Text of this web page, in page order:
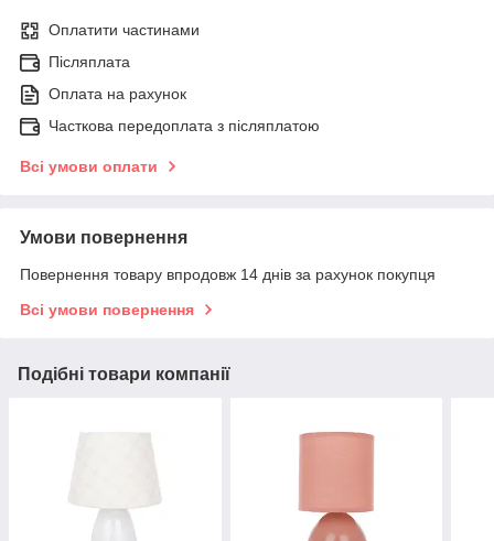
Оплатити частинами
Післяплата
Оплата на рахунок
Часткова передоплата з післяплатою
Всі умови оплати
Умови повернення
Повернення товару впродовж 14 днів за рахунок покупця
Всі умови повернення
Подібні товари компанії